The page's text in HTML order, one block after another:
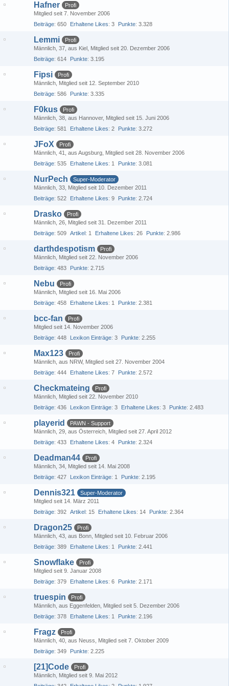
Hafner
Profi
Mitglied seit 7. November 2006
Beiträge 650 Erhaltene Likes 3 Punkte 3.328
Lemmi
Profi
Männlich 37 aus Kiel Mitglied seit 20. Dezember 2006
Beiträge 614 Punkte 3.195
Fipsi
Profi
Männlich Mitglied seit 12. September 2010
Beiträge 586 Punkte 3.335
F0kus
Profi
Männlich 38 aus Hannover Mitglied seit 15. Juni 2006
Beiträge 581 Erhaltene Likes 2 Punkte 3.272
JFoX
Profi
Männlich 41 aus Augsburg Mitglied seit 28. November 2006
Beiträge 535 Erhaltene Likes 1 Punkte 3.081
NurPech
Super-Moderator
Männlich 33 Mitglied seit 10. Dezember 2011
Beiträge 522 Erhaltene Likes 9 Punkte 2.724
Drasko
Profi
Männlich 26 Mitglied seit 31. Dezember 2011
Beiträge 509 Artikel 1 Erhaltene Likes 26 Punkte 2.986
darthdespotism
Profi
Männlich Mitglied seit 22. November 2006
Beiträge 483 Punkte 2.715
Nebu
Profi
Männlich Mitglied seit 16. Mai 2006
Beiträge 458 Erhaltene Likes 1 Punkte 2.381
bcc-fan
Profi
Mitglied seit 14. November 2006
Beiträge 448 Lexikon Einträge 3 Punkte 2.255
Max123
Profi
Männlich aus NRW Mitglied seit 27. November 2004
Beiträge 444 Erhaltene Likes 7 Punkte 2.572
Checkmateing
Profi
Männlich Mitglied seit 22. November 2010
Beiträge 436 Lexikon Einträge 3 Erhaltene Likes 3 Punkte 2.483
playerid
PAWN - Support
Männlich 29 aus Österreich Mitglied seit 27. April 2012
Beiträge 433 Erhaltene Likes 4 Punkte 2.324
Deadman44
Profi
Männlich 34 Mitglied seit 14. Mai 2008
Beiträge 427 Lexikon Einträge 1 Punkte 2.195
Dennis321
Super-Moderator
Mitglied seit 14. März 2011
Beiträge 392 Artikel 15 Erhaltene Likes 14 Punkte 2.364
Dragon25
Profi
Männlich 43 aus Bonn Mitglied seit 10. Februar 2006
Beiträge 389 Erhaltene Likes 1 Punkte 2.441
Snowflake
Profi
Mitglied seit 9. Januar 2008
Beiträge 379 Erhaltene Likes 6 Punkte 2.171
truespin
Profi
Männlich aus Eggenfelden Mitglied seit 5. Dezember 2006
Beiträge 378 Erhaltene Likes 1 Punkte 2.196
Fragz
Profi
Männlich 40 aus Neuss
Mitglied seit 7. Oktober 2009
Beiträge 349 Punkte 2.225
[21]Code
Profi
Männlich Mitglied seit 9. Mai 2012